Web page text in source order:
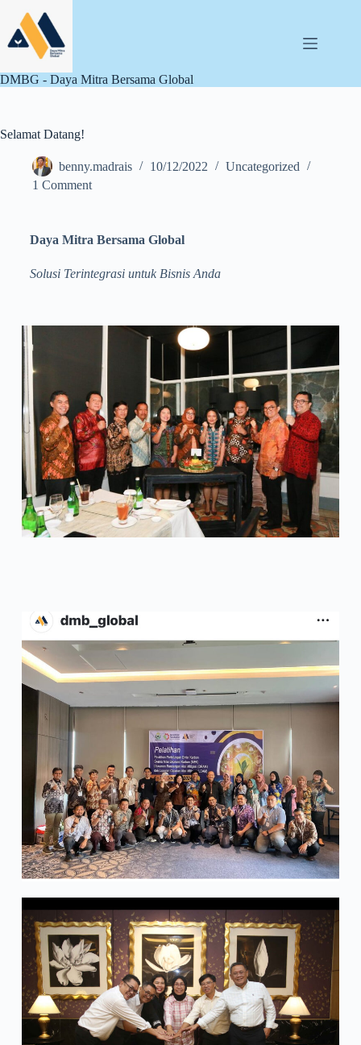
DMBG - Daya Mitra Bersama Global
Selamat Datang!
benny.madrais 10/12/2022
Uncategorized
1 Comment
Daya Mitra Bersama Global
Solusi Terintegrasi untuk Bisnis Anda